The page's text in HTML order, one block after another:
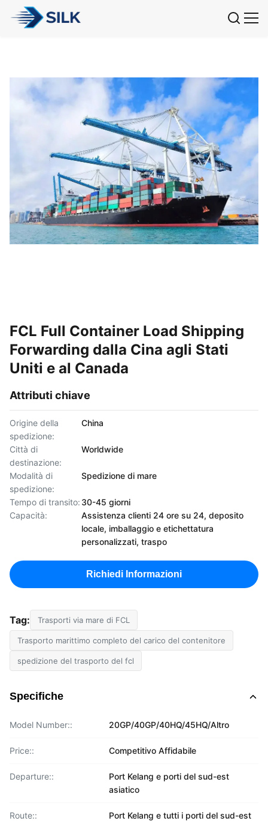
FCL Full Container Load Shipping
Forwarding dalla Cina agli Stati
Uniti e al Canada
Attributi chiave
Origine della
spedizione:
China
Città di
destinazione:
Worldwide
Modalità di
spedizione:
Spedizione di mare
Tempo di transito: 30-45 giorni
Capacità:
Assistenza clienti 24 ore su 24, deposito
locale, imballaggio e etichettatura
personalizzati, traspo
Richiedi Informazioni
Tag: Trasporti via mare di FCL
Trasporto marittimo completo del carico del contenitore
spedizione del trasporto del fcl
Specifiche
Model Number:: 20GP/40GP/40HQ/45HQ/Altro
Price:: Competitivo Affidabile
Departure::
Port Kelang e porti del sud-est
asiatico
Route::
Port Kelang e tutti i porti del sud-est